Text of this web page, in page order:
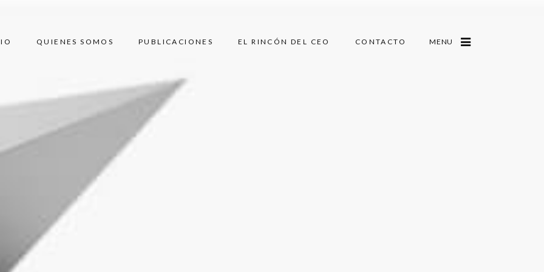
MENU
QUIENES SOMOS PUBLICACIONES EL RINCÓN DEL CEO CONTACTO